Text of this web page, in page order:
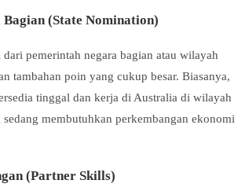
Bagian (State Nomination)
pemerintah negara bagian atau wilayah
tambahan poin yang cukup besar. Biasanya,
tinggal dan kerja di Australia di wilayah
sedang membutuhkan perkembangan ekonomi
(Partner Skills)